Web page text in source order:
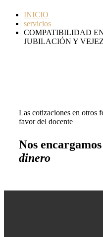
INICIO
servicios
COMPATIBILIDAD
JUBILACIÓN Y VEJEZ
Las cotizaciones en otros
favor del docente
Nos
dinero